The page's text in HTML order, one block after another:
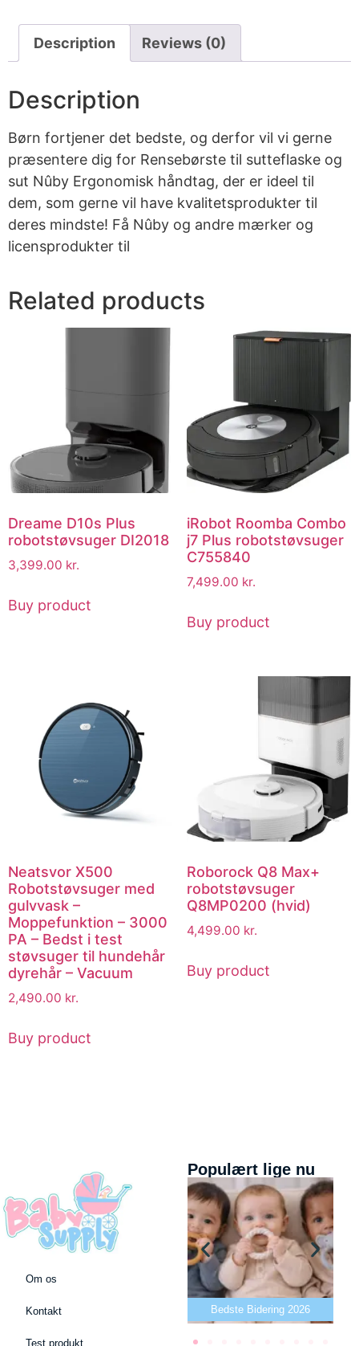
Description Reviews (0)
Description
Børn fortjener det bedste, og derfor vil vi gerne
præsentere dig for Rensebørste til sutteflaske og
sut Nûby Ergonomisk håndtag, der er ideel til
dem, som gerne vil have kvalitetsprodukter til
deres mindste! Få Nûby og andre mærker og
licensprodukter til
Related products
Dreame D10s Plus
robotstøvsuger DI2018
3,399.00 kr.
Buy product
iRobot Roomba Combo
j7 Plus robotstøvsuger
C755840
7,499.00 kr.
Buy product
Neatsvor X500
Robotstøvsuger med
gulvvask –
Moppefunktion – 3000
PA – Bedst i test
støvsuger til hundehår
dyrehår – Vacuum
2,490.00 kr.
Buy product
Roborock Q8 Max+
robotstøvsuger
Q8MP0200 (hvid)
4,499.00 kr.
Buy product
Om os
Kontakt
Test produkt
Populært lige nu
Bedste puslepude 2026 Bedste Bidering 2026